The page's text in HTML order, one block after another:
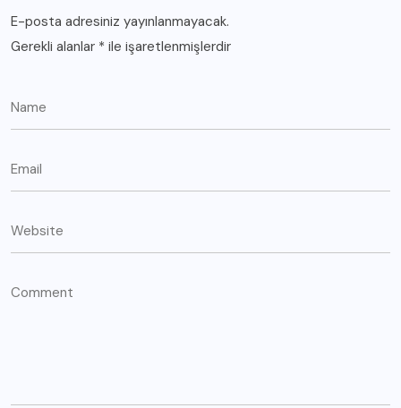
E-posta adresiniz yayınlanmayacak.
Gerekli alanlar * ile işaretlenmişlerdir